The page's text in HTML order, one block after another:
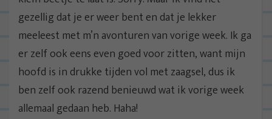
gezellig dat je er weer bent en dat je lekker
meeleest met m’n avonturen van vorige week. Ik ga
er zelf ook eens even goed voor zitten, want mijn
hoofd is in drukke tijden vol met zaagsel, dus ik
ben zelf ook razend benieuwd wat ik vorige week
allemaal gedaan heb. Haha!